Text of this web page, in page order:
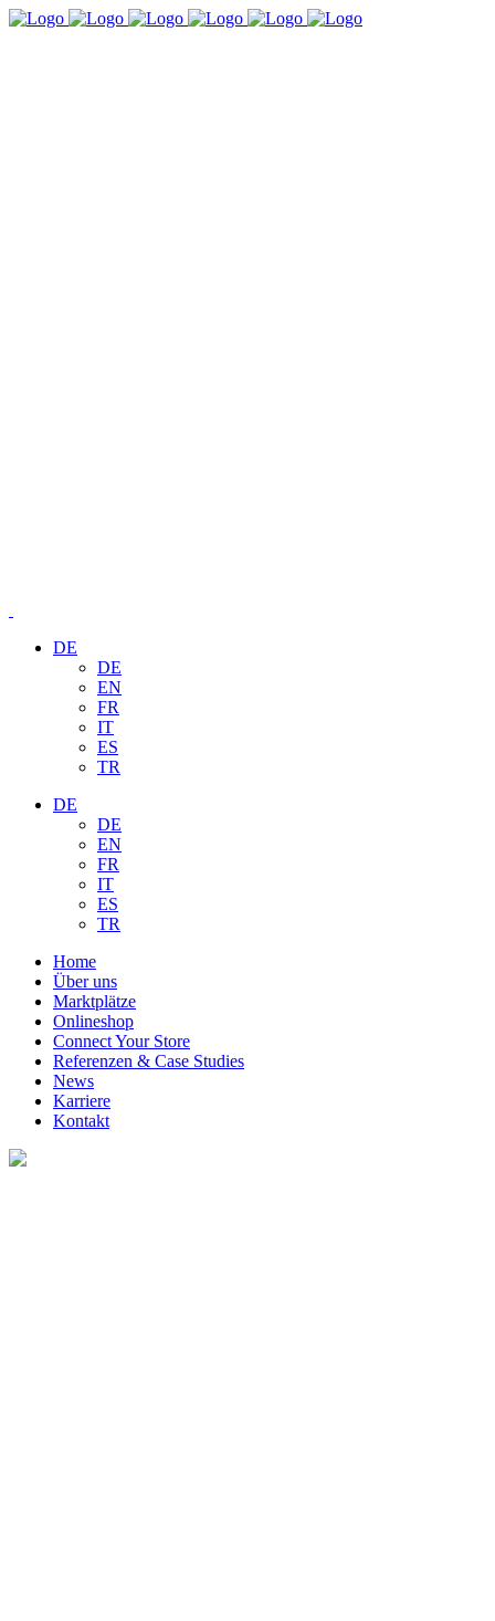
DE
DE
EN
FR
IT
ES
TR
DE
DE
EN
FR
IT
ES
TR
Home
Über uns
Marktplätze
Onlineshop
Connect Your Store
Referenzen & Case Studies
News
Karriere
Kontakt